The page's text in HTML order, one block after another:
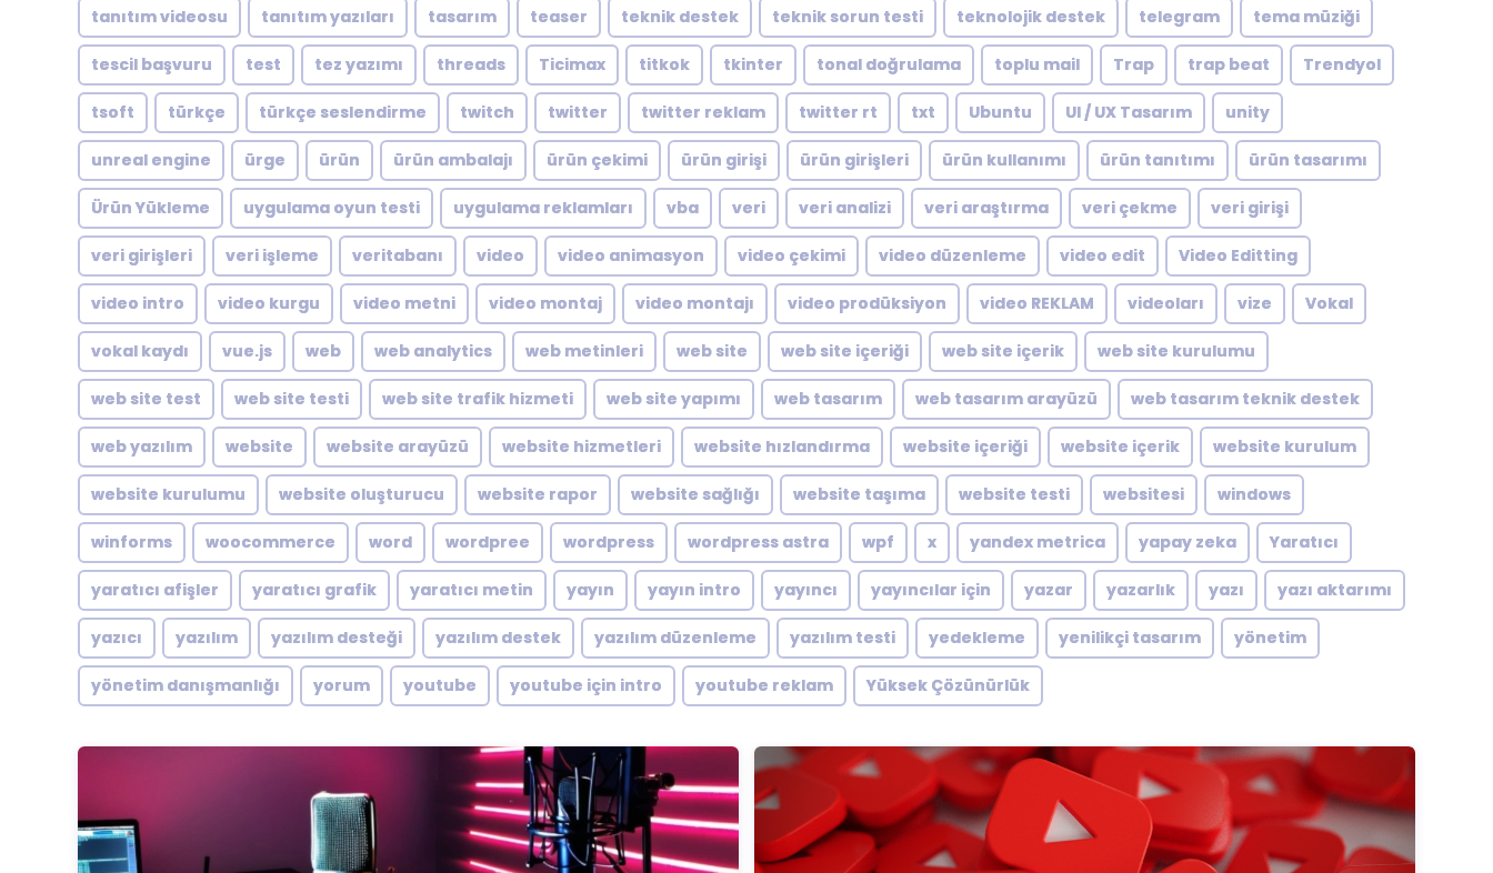
tanıtım videosu tanıtım yazıları tasarım teaser teknik destek teknik sorun testi teknolojik destek telegram tema müziği
tescil başvuru test tez yazımı threads Ticimax titkok tkinter tonal doğrulama toplu mail Trap trap beat Trendyol
tsoft türkçe türkçe seslendirme twitch twitter twitter reklam twitter rt txt Ubuntu UI / UX Tasarım unity
unreal engine ürge ürün ürün ambalajı ürün çekimi ürün girişi ürün girişleri ürün kullanımı ürün tanıtımı ürün tasarımı
Ürün Yükleme uygulama oyun testi uygulama reklamları vba veri veri analizi veri araştırma veri çekme veri girişi
veri girişleri veri işleme veritabanı video video animasyon video çekimi video düzenleme video edit Video Editting
video intro video kurgu video metni video montaj video montajı video prodüksiyon video REKLAM videoları vize Vokal
vokal kaydı vue.js web web analytics web metinleri web site web site içeriği web site içerik web site kurulumu
web site test web site testi web site trafik hizmeti web site yapımı web tasarım web tasarım arayüzü web tasarım teknik destek
web yazılım website website arayüzü website hizmetleri website hızlandırma website içeriği website içerik website kurulum
website kurulumu website oluşturucu website rapor website sağlığı website taşıma website testi websitesi windows
winforms woocommerce word wordpree wordpress wordpress astra wpf x yandex metrica yapay zeka Yaratıcı
yaratıcı afişler yaratıcı grafik yaratıcı metin yayın yayın intro yayıncı yayıncılar için yazar yazarlık yazı yazı aktarımı
yazıcı yazılım yazılım desteği yazılım destek yazılım düzenleme yazılım testi yedekleme yenilikçi tasarım yönetim
yönetim danışmanlığı yorum youtube youtube için intro youtube reklam Yüksek Çözünürlük